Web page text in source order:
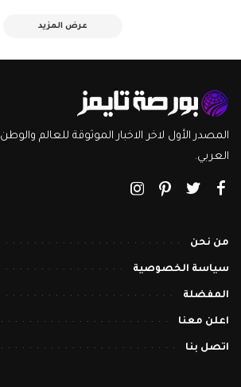
عرض المزيد
المصدر الأول لاخر الاخبار الموثوقة للعالم والوطن
العربي.
من نحن
سياسة الخصوصية
المفضلة
اعلن معنا
اتصل بنا